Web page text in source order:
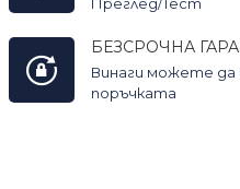
БЕЗСРОЧНА
Винаги можете да
поръчката